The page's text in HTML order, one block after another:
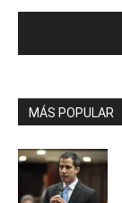
MÁS POPULAR